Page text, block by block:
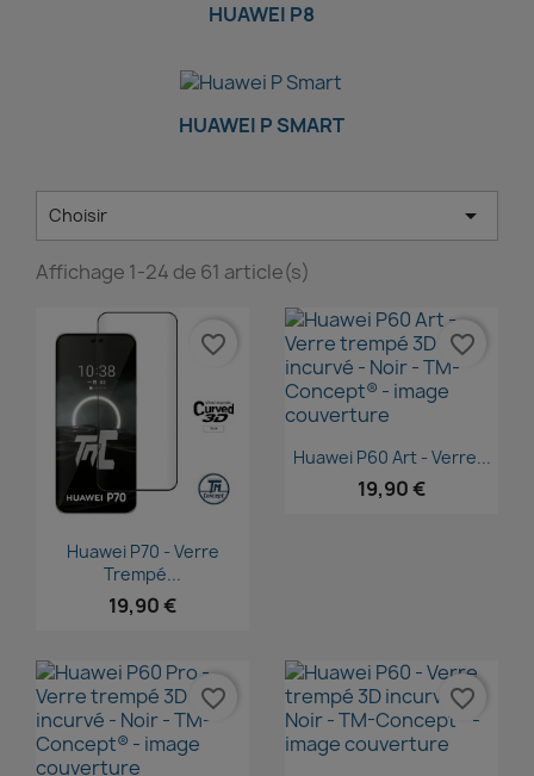
HUAWEI P8
HUAWEI P SMART
Choisir 
Affichage 1-24 de 61 article(s)
Aperçu rapide
Huawei P70 - Verre
Trempé...
19,90 €
favorite_border
Aperçu rapide
Huawei P60 Art - Verre...
19,90 €
favorite_border
favorite_border favorite_border